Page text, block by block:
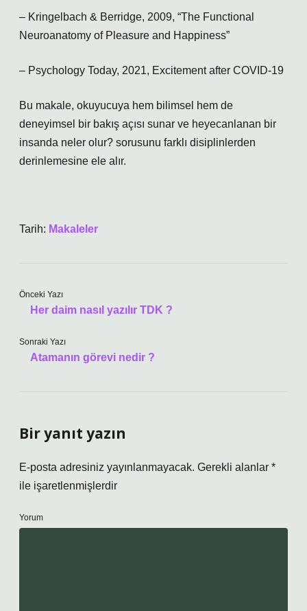
– Kringelbach & Berridge, 2009, “The Functional
Neuroanatomy of Pleasure and Happiness”
– Psychology Today, 2021, Excitement after COVID-19
Bu makale, okuyucuya hem bilimsel hem de
deneyimsel bir bakış açısı sunar ve heyecanlanan bir
insanda neler olur? sorusunu farklı disiplinlerden
derinlemesine ele alır.
Tarih: Makaleler
Önceki Yazı
Her daim nasıl yazılır TDK ?
Sonraki Yazı
Atamanın görevi nedir ?
Bir yanıt yazın
E-posta adresiniz yayınlanmayacak. Gerekli alanlar *
ile işaretlenmişlerdir
Yorum